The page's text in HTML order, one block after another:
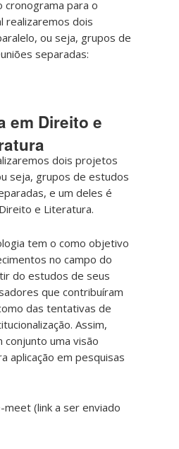
cronograma para o
realizaremos dois
ou seja, grupos de
separadas:
em Direito e
dois projetos
seja, grupos de estudos
e um deles é
e Literatura.
tem o como objetivo
no campo do
do estudos de seus
que contribuíram
das tentativas de
Assim,
uma visão
aplicação em pesquisas
(link a ser enviado